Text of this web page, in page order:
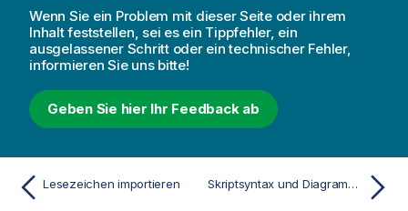
s
h
i
n
w
e
i
Wenn Sie ein Problem mit dieser Seite oder ihrem
Inhalt feststellen, sei es ein Tippfehler, ein
ausgelassener Schritt oder ein technischer Fehler,
informieren Sie uns bitte!
Geben Sie hier Ihr Feedback ab
Lesezeichen importieren Skriptsyntax und Diagrammfunktionen